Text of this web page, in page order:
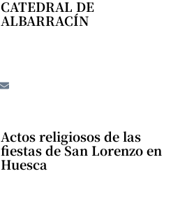
CATEDRAL DE
ALBARRACÍN
Actos religiosos de las
fiestas de San Lorenzo en
Huesca